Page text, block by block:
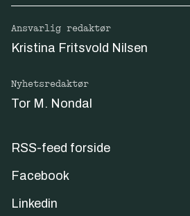
Ansvarlig redaktør
Kristina Fritsvold Nilsen
Nyhetsredaktør
Tor M. Nondal
RSS-feed forside
Facebook
Linkedin